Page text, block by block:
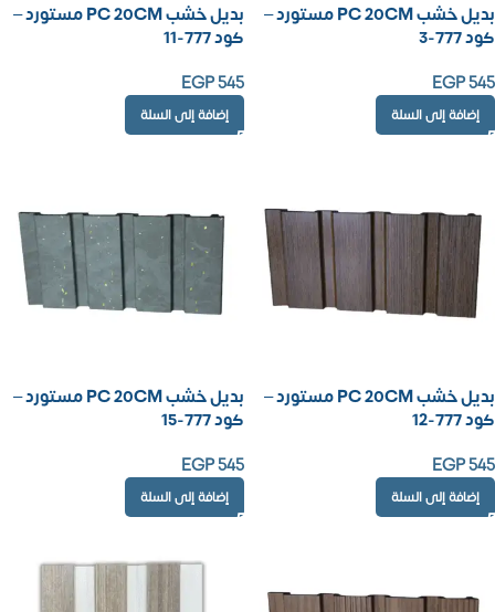
بديل خشب PC 20CM مستورد –
كود 777-3
EGP545
إضافة إلى السلة
بديل خشب PC 20CM مستورد –
كود 777-11
EGP545
إضافة إلى السلة
بديل خشب PC 20CM مستورد –
كود 777-12
EGP545
إضافة إلى السلة
بديل خشب PC 20CM مستورد –
كود 777-15
EGP545
إضافة إلى السلة